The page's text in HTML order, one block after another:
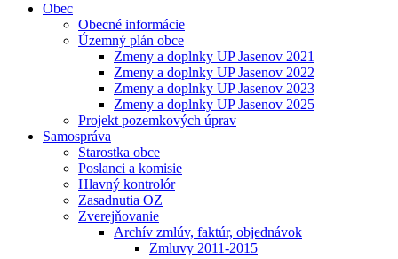
Obec
Obecné informácie
Územný plán obce
Zmeny a doplnky UP Jasenov 2021
Zmeny a doplnky UP Jasenov 2022
Zmeny a doplnky UP Jasenov 2023
Zmeny a doplnky UP Jasenov 2025
Projekt pozemkových úprav
Samospráva
Starostka obce
Poslanci a komisie
Hlavný kontrolór
Zasadnutia OZ
Zverejňovanie
Archív zmlúv, faktúr, objednávok
Zmluvy 2011-2015